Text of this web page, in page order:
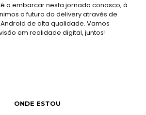
a embarcar nesta jornada conosco, à
o futuro do delivery através de
de alta qualidade. Vamos
em realidade digital, juntos!
ONDE ESTOU